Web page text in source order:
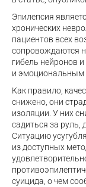
Эпилепсия
хронических
пациентов всех
сопровождаются
гибель нейронов
и эмоциональным
Как правило,
снижено, они
изоляции. У них
садиться за руль,
Ситуацию
из доступных
суицида, о чем